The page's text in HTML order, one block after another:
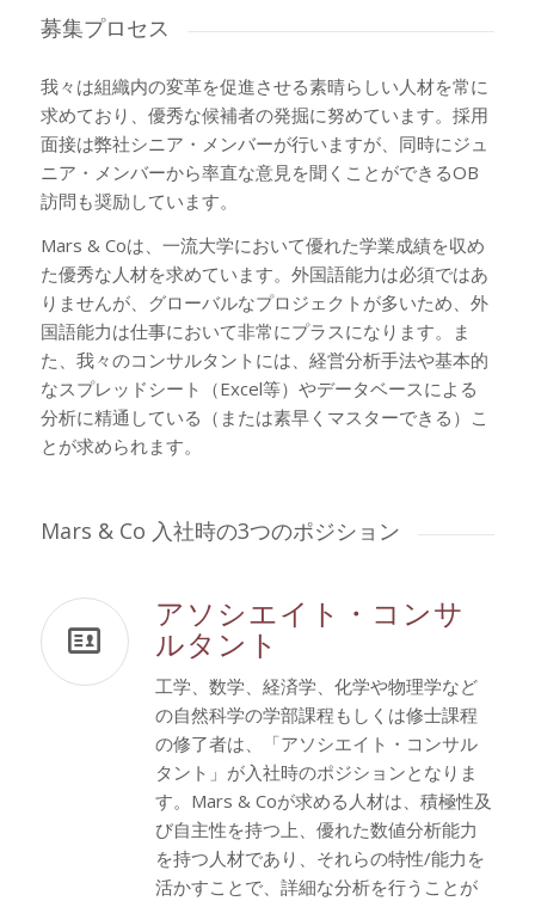
募集プロセス
我々は組織内の変革を促進させる素晴らしい人材を常に
求めており、優秀な候補者の発掘に努めています。採用
面接は弊社シニア・メンバーが行いますが、同時にジュ
ニア・メンバーから率直な意見を聞くことができるOB
訪問も奨励しています。
Mars & Coは、一流大学において優れた学業成績を収め
た優秀な人材を求めています。外国語能力は必須ではあ
りませんが、グローバルなプロジェクトが多いため、外
国語能力は仕事において非常にプラスになります。ま
た、我々のコンサルタントには、経営分析手法や基本的
なスプレッドシート（Excel等）やデータベースによる
分析に精通している（または素早くマスターできる）こ
とが求められます。
Mars &Co 入社時の3つのポジション
アソシエイト・コンサ
ルタント
工学、数学、経済学、化学や物理学など
の自然科学の学部課程もしくは修士課程
の修了者は、「アソシエイト・コンサル
タント」が入社時のポジションとなりま
す。Mars & Coが求める人材は、積極性及
び自主性を持つ上、優れた数値分析能力
を持つ人材であり、それらの特性/能力を
活かすことで、詳細な分析を行うことが